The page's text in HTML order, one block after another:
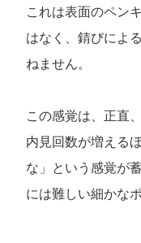
これは表面のペン
はなく、錆びによ
ねません。
この感覚は、正直、
内見回数が増える
な」という感覚が
には難しい細かな